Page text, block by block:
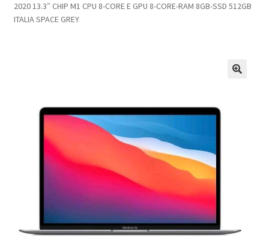
Area Personale – Registrazione
2020 13.3″ CHIP M1 CPU 8-CORE E GPU 8-CORE-RAM 8GB-SSD 512GB
ITALIA SPACE GREY